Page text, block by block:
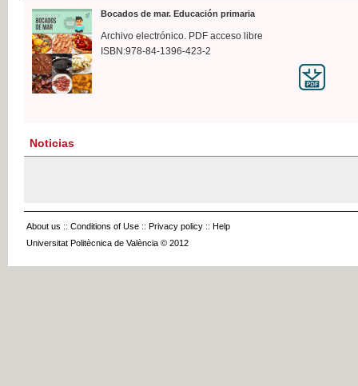
Bocados de mar. Educación primaria
Archivo electrónico. PDF acceso libre
ISBN:978-84-1396-423-2
Noticias
About us :: Conditions of Use :: Privacy policy :: Help
Universitat Politècnica de València © 2012